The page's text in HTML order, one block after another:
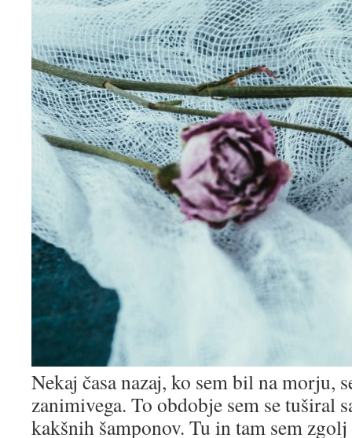
Nekaj časa nazaj, ko sem bil na morju,
zanimivega. To obdobje sem se tuširal
kakšnih šamponov. Tu in tam sem